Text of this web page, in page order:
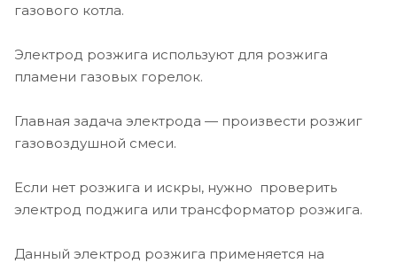
газового котла.
Электрод розжига используют для розжига
пламени газовых горелок.
Главная задача электрода — произвести розжиг
газовоздушной смеси.
Если нет розжига и искры, нужно проверить
электрод поджига или трансформатор розжига.
Данный электрод розжига применяется на